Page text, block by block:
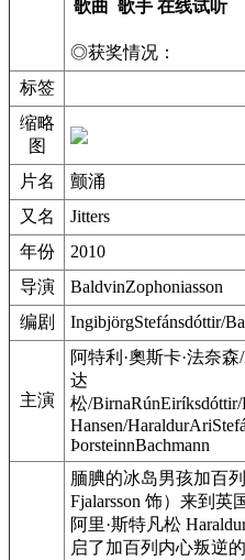
歌曲 歌手 在线试听
◎获奖情况：
标签
缩略
图
片名
颤涌
又名
Jitters
年份
2010
导演
BaldvinZophoniasson
编剧
IngibjörgStefánsdóttir/
主演
阿特利·奧斯卡·法奈森
达
松/
Hansen/
ÞorsteinnBachmann
腼腆的冰岛男孩加百
Fjalarsson 饰）来到
阿里·斯特凡松
启了加百列内心叛逆